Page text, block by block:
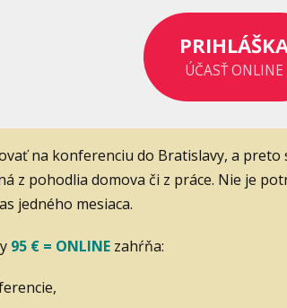
ÚČASŤ ONLINE
na konferenciu do Bratislavy, a
z pohodlia domova či z práce. Nie je
jedného mesiaca.
95 € = ONLINE zahŕňa: